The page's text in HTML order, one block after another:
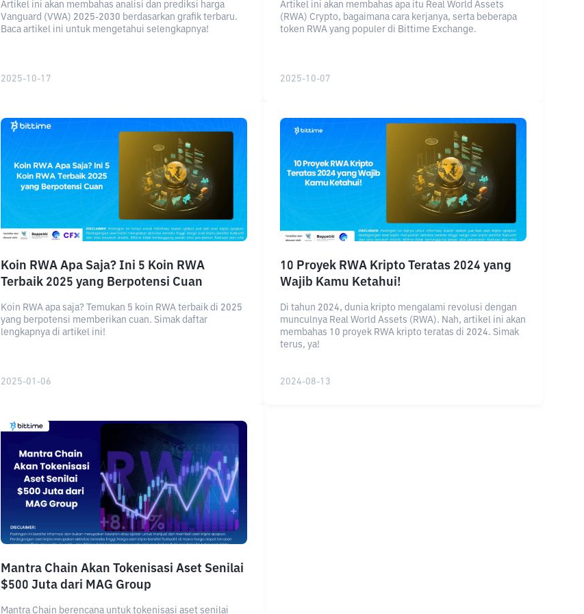
Artikel ini akan membahas analisi dan prediksi harga
Vanguard (VWA) 2025-2030 berdasarkan grafik terbaru.
Baca artikel ini untuk mengetahui selengkapnya!
2025-10-17
Artikel ini akan membahas apa itu Real World Assets
(RWA) Crypto, bagaimana cara kerjanya, serta beberapa
token RWA yang populer di Bittime Exchange.
2025-10-07
Koin RWA Apa Saja? Ini 5 Koin RWA
Terbaik 2025 yang Berpotensi Cuan
Koin RWA apa saja? Temukan 5 koin RWA terbaik di 2025
yang berpotensi memberikan cuan. Simak daftar
lengkapnya di artikel ini!
2025-01-06
10 Proyek RWA Kripto Teratas 2024 yang
Wajib Kamu Ketahui!
Di tahun 2024, dunia kripto mengalami revolusi dengan
munculnya Real World Assets (RWA). Nah, artikel ini akan
membahas 10 proyek RWA kripto teratas di 2024. Simak
terus, ya!
2024-08-13
Mantra Chain Akan Tokenisasi Aset Senilai
$500 Juta dari MAG Group
Mantra Chain berencana untuk tokenisasi aset senilai